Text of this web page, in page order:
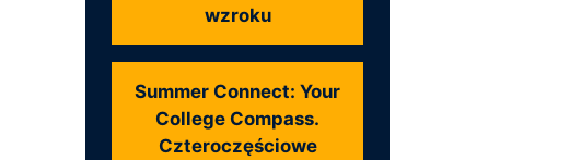
wzroku
Summer Connect: Your
College Compass.
Czteroczęściowe